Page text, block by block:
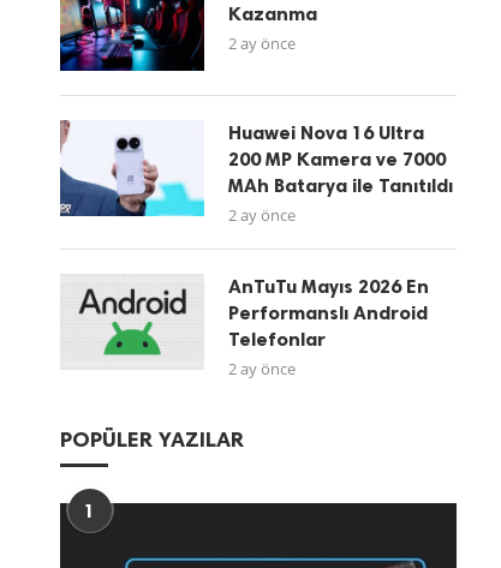
Kazanma
2 ay önce
Huawei Nova 16 Ultra
200 MP Kamera ve 7000
MAh Batarya ile Tanıtıldı
2 ay önce
AnTuTu Mayıs 2026 En
Performanslı Android
Telefonlar
2 ay önce
POPÜLER YAZILAR
1